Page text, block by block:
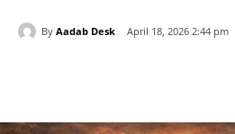
By Aadab Desk April 18, 2026 2:44 pm